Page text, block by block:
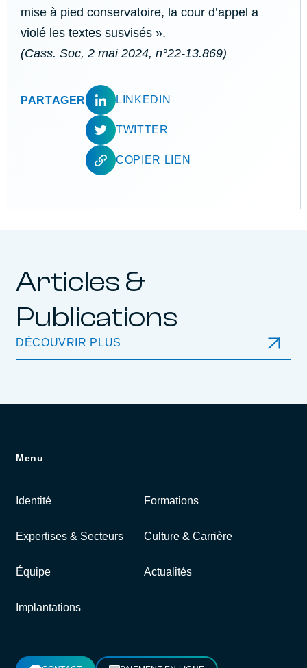
mise à pied conservatoire, la cour d’appel a
violé les textes susvisés ».
(Cass. Soc, 2 mai 2024, n°22-13.869)
PARTAGER LINKEDIN
TWITTER
COPIER LIEN
Articles &
Publications
DÉCOUVRIR PLUS
Menu
Identité Formations
Expertises & Secteurs Culture & Carrière
Équipe Actualités
Implantations